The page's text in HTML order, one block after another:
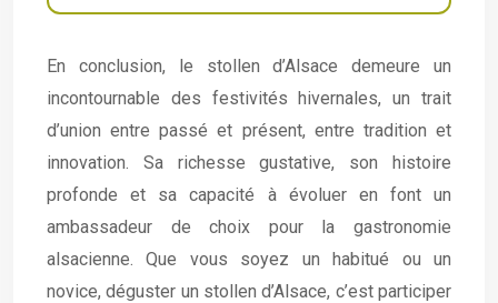
En conclusion, le stollen d’Alsace demeure un
incontournable des festivités hivernales, un trait
d’union entre passé et présent, entre tradition et
innovation. Sa richesse gustative, son histoire
profonde et sa capacité à évoluer en font un
ambassadeur de choix pour la gastronomie
alsacienne. Que vous soyez un habitué ou un
novice, déguster un stollen d’Alsace, c’est participer